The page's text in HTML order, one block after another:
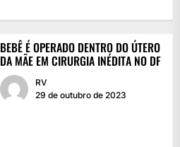
BEBÊ É OPERADO DENTRO DO ÚTERO
DA MÃE EM CIRURGIA INÉDITA NO DF
RV
29 de outubro de 2023